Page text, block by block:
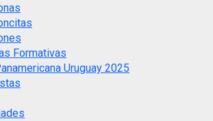
Formativas
Uruguay 2025